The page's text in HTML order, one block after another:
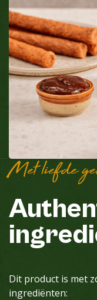
Met liefde
Dit product is met
ingrediënten: